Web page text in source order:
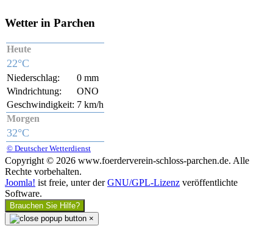
Wetter in Parchen
Heute
22°C
Niederschlag:
0 mm
Windrichtung:
ONO
Geschwindigkeit: 7 km/h
Morgen
32°C
© Deutscher Wetterdienst
Copyright © 2026 www.foerderverein-schloss-parchen.de. Alle
Rechte vorbehalten.
Joomla! ist freie, unter derGNU/GPL-Lizenz veröffentlichte
Software.
Brauchen Sie Hilfe?
×